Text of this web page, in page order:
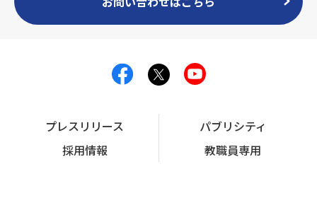
プレスリリース
パブリシティ
採用情報
教職員専用